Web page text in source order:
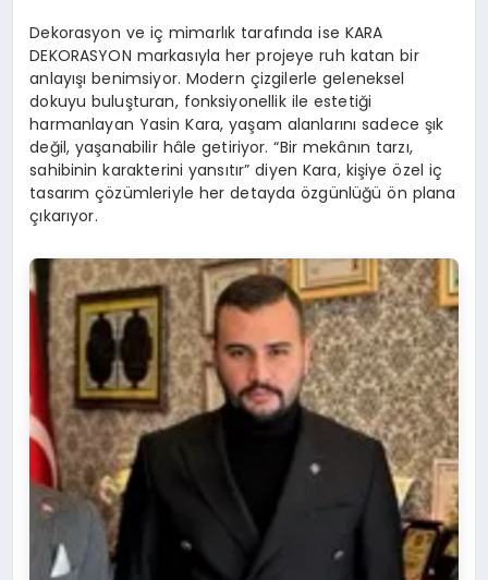
Dekorasyon ve iç mimarlık tarafında ise KARA
DEKORASYON markasıyla her projeye ruh katan bir
anlayışı benimsiyor. Modern çizgilerle geleneksel
dokuyu buluşturan, fonksiyonellik ile estetiği
harmanlayan Yasin Kara, yaşam alanlarını sadece şık
değil, yaşanabilir hâle getiriyor. “Bir mekânın tarzı,
sahibinin karakterini yansıtır” diyen Kara, kişiye özel iç
tasarım çözümleriyle her detayda özgünlüğü ön plana
çıkarıyor.